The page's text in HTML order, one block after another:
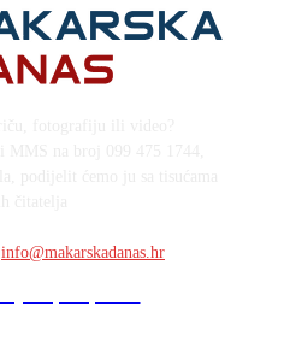
info@makarskadanas.hr